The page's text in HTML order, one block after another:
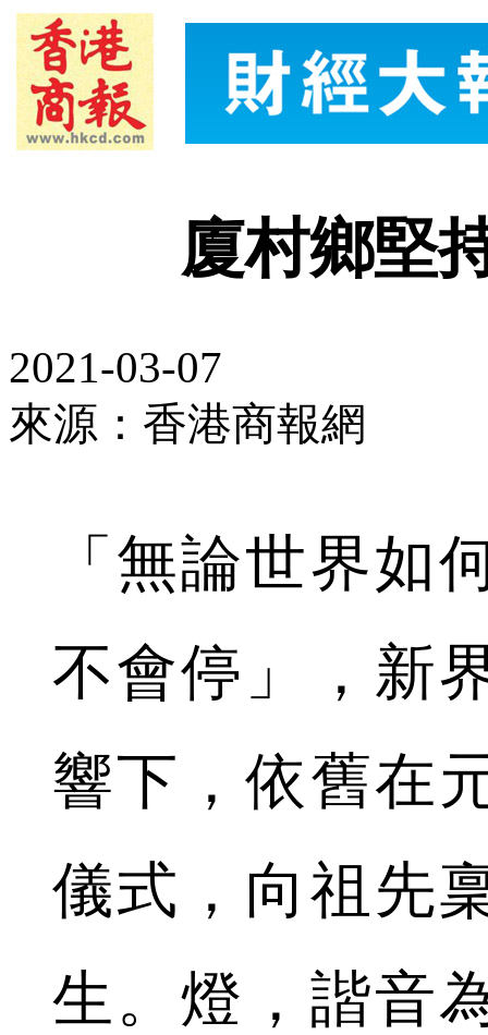
廈村鄉堅
2021-03-07
來源：香港商報網
「無論世界如
不會停」，新
響下，依舊在
儀式，向祖先
生。燈，諧音